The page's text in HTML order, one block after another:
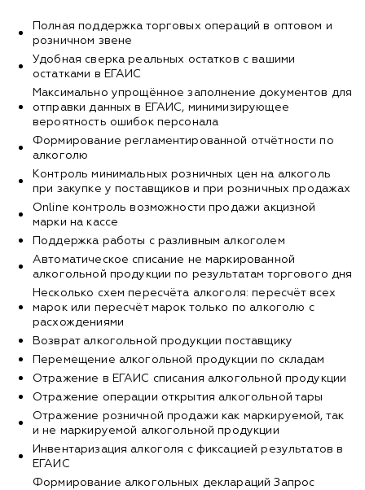
Полная поддержка торговых операций в оптовом и
розничном звене
Удобная сверка реальных остатков с вашими
остатками в ЕГАИС
Максимально упрощённое заполнение документов для
отправки данных в ЕГАИС, минимизирующее
вероятность ошибок персонала
Формирование регламентированной отчётности по
алкоголю
Контроль минимальных розничных цен на алкоголь
при закупке у поставщиков и при розничных продажах
Оnline контроль возможности продажи акцизной
марки на кассе
Поддержка работы с разливным алкоголем
Автоматическое списание не маркированной
алкогольной продукции по результатам торгового дня
Несколько схем пересчёта алкоголя: пересчёт всех
марок или пересчёт марок только по алкоголю с
расхождениями
Возврат алкогольной продукции поставщику
Перемещение алкогольной продукции по складам
Отражение в ЕГАИС списания алкогольной продукции
Отражение операции открытия алкогольной тары
Отражение розничной продажи как маркируемой, так
и не маркируемой алкогольной продукции
Инвентаризация алкоголя с фиксацией результатов в
ЕГАИС
Формирование алкогольных деклараций Запрос